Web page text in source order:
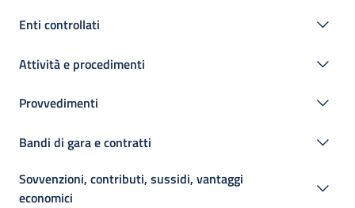
Enti controllati
Attività e procedimenti
Provvedimenti
Bandi di gara e contratti
Sovvenzioni, contributi, sussidi, vantaggi
economici